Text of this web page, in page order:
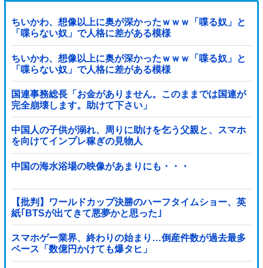
ちいかわ、想像以上に奥が深かったｗｗｗ「喋る奴」と
「喋らない奴」で人格に差がある模様
ちいかわ、想像以上に奥が深かったｗｗｗ「喋る奴」と
「喋らない奴」で人格に差がある模様
国連事務総長「お金がありません。このままでは国連が
完全崩壊します。助けて下さい」
中国人の子供が溺れ、周りに助けを乞う父親と、スマホ
を向けてインプレ稼ぎの見物人
中国の海水浴場の映像があまりにも・・・
【批判】ワールドカップ決勝のハーフタイムショー、英
紙｢BTSが出てきて悪夢かと思った｣
スマホゲー業界、終わりの始まり…倒産件数が過去最多
ペース「数億円かけても爆タヒ」